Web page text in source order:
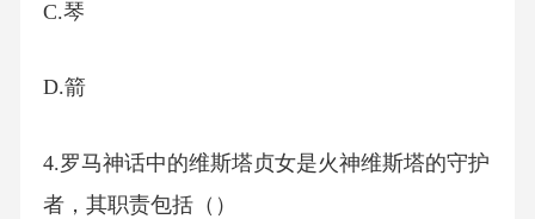
C.琴
D.箭
4.罗马神话中的维斯塔贞女是火神维斯塔的守护
者，其职责包括（）